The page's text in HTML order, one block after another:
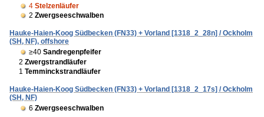
4 Stelzenläufer
2 Zwergseeschwalben
Hauke-Haien-Koog Südbecken (FN33) + Vorland [1318_2_28n] / Ockholm
(SH, NF), offshore
≥40 Sandregenpfeifer
2 Zwergstrandläufer
1 Temminckstrandläufer
Hauke-Haien-Koog Südbecken (FN33) + Vorland [1318_2_17s] / Ockholm
(SH, NF)
6 Zwergseeschwalben